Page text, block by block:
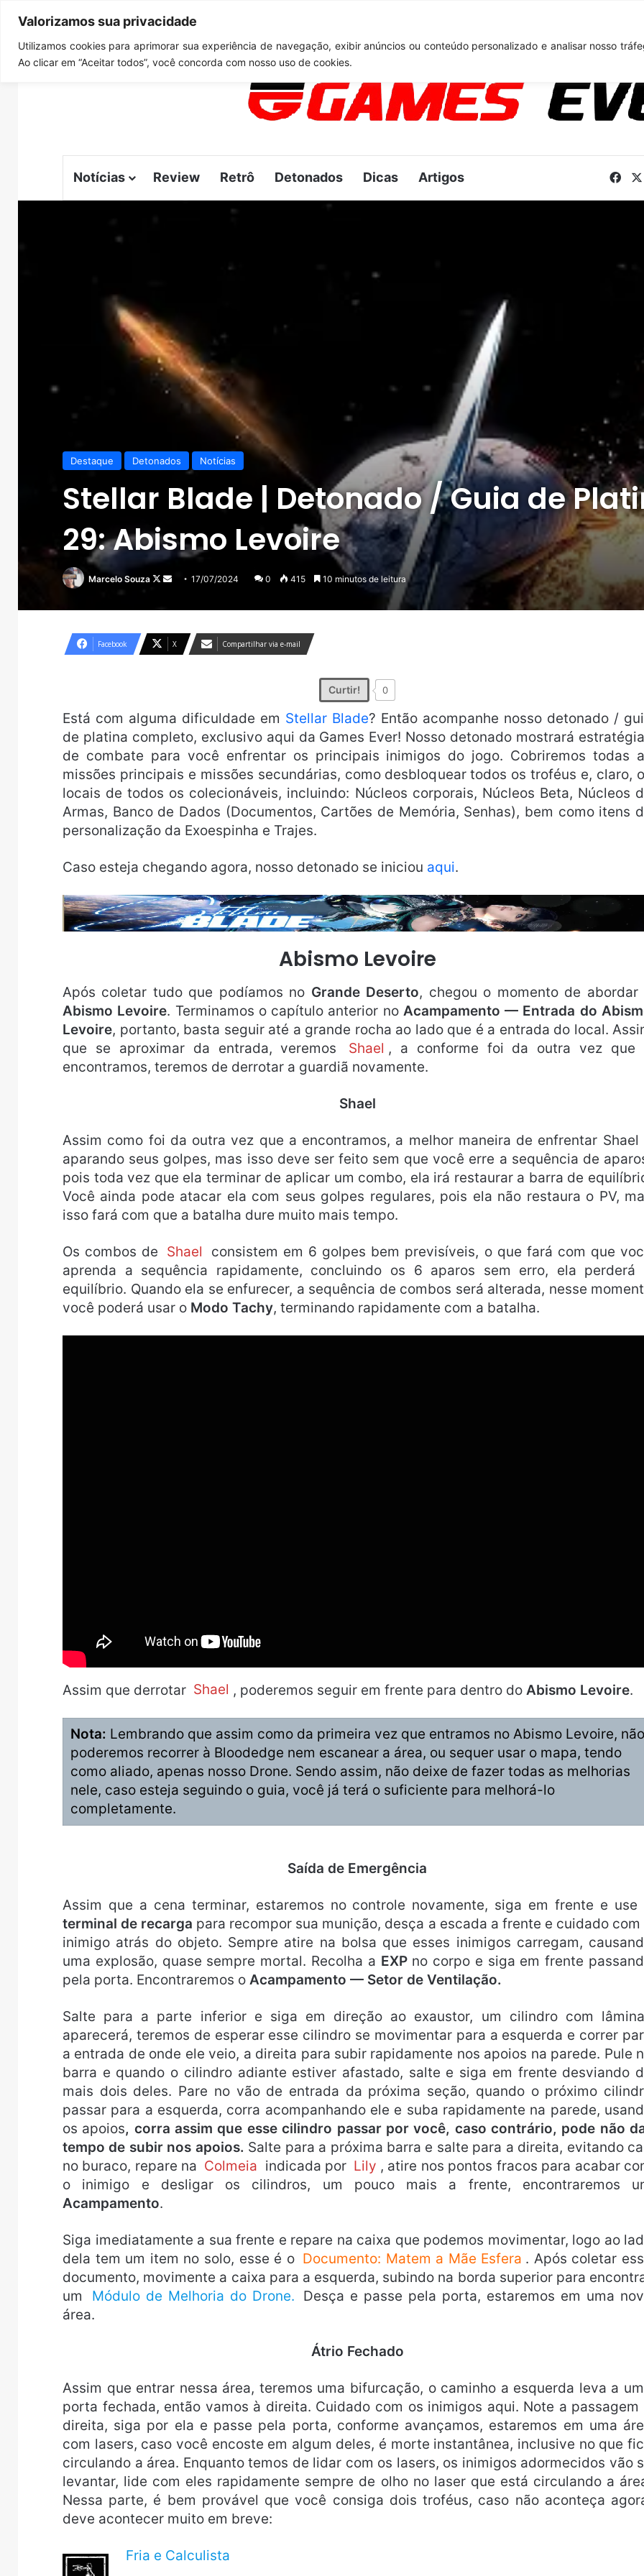
Valorizamos sua privacidade
Utilizamos cookies para aprimorar sua experiência de navegação, exibir anúncios ou conteúdo personalizado e analisar nosso
Ao clicar em “Aceitar todos”, você concorda com nosso uso de cookies.
quarta-feira, agosto 5 2026
Notícias Review Retrô Detonados Dicas Artigos
Destaque Detonados Notícias
Stellar Blade | Detonado / Guia de
29: Abismo Levoire
Marcelo Souza
Follow
X
Mande
e-
17/07/2024 0 415 10 minutos de leitura
Facebook X Compartilhar via e-mail
Curtir! 0
Está com alguma dificuldade em Stellar Blade? Então acompanhe nosso detonado /
de platina completo, exclusivo aqui da Games Ever! Nosso detonado mostrará
de combate para você enfrentar os principais inimigos do jogo. Cobriremos todas
missões principais e missões secundárias, como desbloquear todos os troféus e, claro,
locais de todos os colecionáveis, incluindo: Núcleos corporais, Núcleos Beta, Núcleos
Armas, Banco de Dados (Documentos, Cartões de Memória, Senhas), bem como itens
personalização da Exoespinha e Trajes.
Caso esteja chegando agora, nosso detonado se iniciou aqui.
Abismo Levoire
Após coletar tudo que podíamos no Grande Deserto, chegou o momento de abordar
Abismo Levoire. Terminamos o capítulo anterior no Acampamento — Entrada do
Levoire, portanto, basta seguir até a grande rocha ao lado que é a entrada do local.
que se aproximar da entrada, veremos
Shael , a conforme foi da outra vez que
encontramos, teremos de derrotar a guardiã novamente.
Shael
Assim como foi da outra vez que a encontramos, a melhor maneira de enfrentar Shael
aparando seus golpes, mas isso deve ser feito sem que você erre a sequência de
pois toda vez que ela terminar de aplicar um combo, ela irá restaurar a barra de
Você ainda pode atacar ela com seus golpes regulares, pois ela não restaura o PV,
isso fará com que a batalha dure muito mais tempo.
Os combos de Shael
consistem em 6 golpes bem previsíveis, o que fará com que
aprenda a sequência rapidamente, concluindo os 6 aparos sem erro, ela perderá
equilíbrio. Quando ela se enfurecer, a sequência de combos será alterada, nesse
você poderá usar o Modo Tachy, terminando rapidamente com a batalha.
Assim que derrotar Shael , poderemos seguir em frente para dentro do Abismo Levoire.
Nota: Lembrando que assim como da primeira vez que entramos no Abismo Levoire, não
poderemos recorrer à Bloodedge nem escanear a área, ou sequer usar o mapa, tendo
como aliado, apenas nosso Drone. Sendo assim, não deixe de fazer todas as melhorias
nele, caso esteja seguindo o guia, você já terá o suficiente para melhorá-lo
completamente.
Saída de Emergência
Assim que a cena terminar, estaremos no controle novamente, siga em frente e use
terminal de recarga para recompor sua munição, desça a escada a frente e cuidado com
inimigo atrás do objeto. Sempre atire na bolsa que esses inimigos carregam,
uma explosão, quase sempre mortal. Recolha a EXP no corpo e siga em frente
pela porta. Encontraremos o Acampamento — Setor de Ventilação.
Salte para a parte inferior e siga em direção ao exaustor, um cilindro com
aparecerá, teremos de esperar esse cilindro se movimentar para a esquerda e correr
a entrada de onde ele veio, a direita para subir rapidamente nos apoios na parede. Pule
barra e quando o cilindro adiante estiver afastado, salte e siga em frente desviando
mais dois deles. Pare no vão de entrada da próxima seção, quando o próximo
passar para a esquerda, corra acompanhando ele e suba rapidamente na parede,
os apoios, corra assim que esse cilindro passar por você, caso contrário, pode não
tempo de subir nos apoios. Salte para a próxima barra e salte para a direita, evitando
no buraco, repare na Colmeia indicada por Lily , atire nos pontos fracos para acabar
o inimigo e desligar os cilindros, um pouco mais a frente, encontraremos
Acampamento.
Siga imediatamente a sua frente e repare na caixa que podemos movimentar, logo ao
dela tem um item no solo, esse é o Documento: Matem a Mãe Esfera . Após coletar
documento, movimente a caixa para a esquerda, subindo na borda superior para
um
Módulo de Melhoria do Drone.
Desça e passe pela porta, estaremos em uma
área.
Átrio Fechado
Assim que entrar nessa área, teremos uma bifurcação, o caminho a esquerda leva a
porta fechada, então vamos à direita. Cuidado com os inimigos aqui. Note a passagem
direita, siga por ela e passe pela porta, conforme avançamos, estaremos em uma
com lasers, caso você encoste em algum deles, é morte instantânea, inclusive no que
circulando a área. Enquanto temos de lidar com os lasers, os inimigos adormecidos vão
levantar, lide com eles rapidamente sempre de olho no laser que está circulando a
Nessa parte, é bem provável que você consiga dois troféus, caso não aconteça
deve acontecer muito em breve:
Fria e Calculista